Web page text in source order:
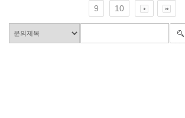
9
10